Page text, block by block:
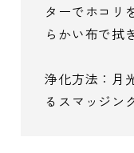
ターでホコリ
らかい布で拭
浄化方法：月
るスマッジン